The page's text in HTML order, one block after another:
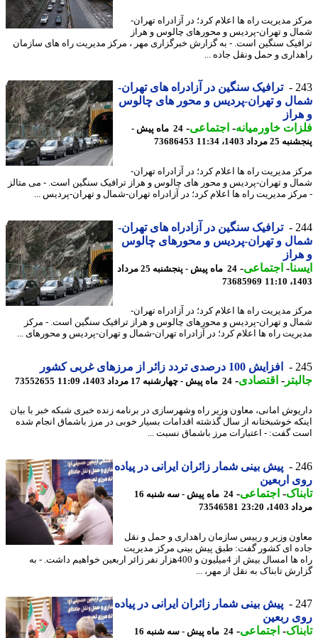
مدیریت راه ها اعلام کرد؛ در آزادراه تهران-
و تهران-پردیس و محورهای چالوس و هراز
سنگین است. - به گزارش خبرگزاری مهر ، مرکز مدیریت راه های سازمان
و حمل ونقل جاده ...
ترافیک سنگین در آزادراه های تهران-
و تهران-پردیس و محور های چالوس
خاورمیانه-اجتماعی-
24 ماه پیش -
1403، 11:34
73686453
مدیریت راه ها اعلام کرد؛ در آزادراه تهران-
و تهران-پردیس و محور های چالوس و هراز ترافیک سنگین است. - می متالز
مدیریت راه ها اعلام کرد؛ در آزادراه تهران-شمال و تهران-پردیس ...
ترافیک سنگین در آزادراه های تهران-
و تهران-پردیس و محورهای چالوس
-اجتماعی-
24 ماه پیش - پنجشنبه 25 مرداد
73685969
مدیریت راه ها اعلام کرد؛ در آزادراه تهران-
و تهران-پردیس و محورهای چالوس و هراز ترافیک سنگین است. - مرکز
راه ها اعلام کرد؛ در آزادراه تهران-شمال و تهران-پردیس و محورهای ...
افزایش 100 درصدی تردد زائر از مرزهای غربی کشور
-اقتصادی-24 ماه پیش - چهارشنبه 17 مرداد 1403، 11:09 73552655
امانی، معاون وزیر راه وشهرسازی در برنامه زنده خبری شبکه خبر با بیان
خوشبختانه از سال گذشته اقدامات بسیار خوبی در مرز باشماق انجام شده
گفت: - اعتبارات مرز باشماق نسبت ...
پیش بینی شمار زائران ایرانی در پیاده
اربعین
-اجتماعی-
24 ماه پیش - سه شنبه 16
23:20
73546581
وزیر و رییس سازمان راهداری و حمل و نقل
ای کشور گفت: طبق پیش بینی مرکز مدیریت
راه ها امسال بیش از 4میلیون و 400هزار نفر زائر اربعین خواهیم داشت. - به
تابناک به نقل از مهر، ...
پیش بینی شمار زائران ایرانی در پیاده
ربعین
-اجتماعی-
24 ماه پیش - سه شنبه 16